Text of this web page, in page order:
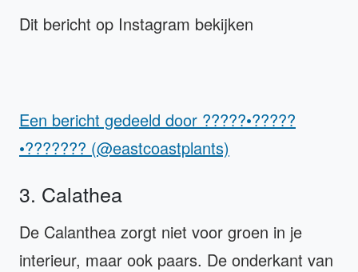
Dit bericht op Instagram bekijken
Een bericht gedeeld door ?????•?????
•??????? (@eastcoastplants)
3. Calathea
De Calanthea zorgt niet voor groen in je
interieur, maar ook paars. De onderkant van